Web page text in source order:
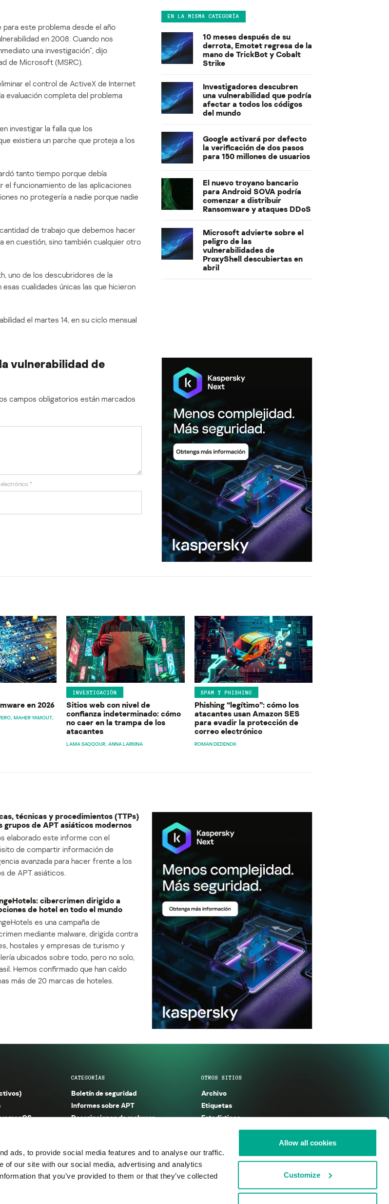
ads, to provide social media features and to analyse our traffic.
of our site with our social media, advertising and analytics
that you’ve provided to them or that they’ve collected
Allow all cookies
Customize
este problema desde el año
en 2008. Cuando nos
una investigación”, dijo
de Microsoft (MSRC).
el control de ActiveX de Internet
evaluación completa del problema
investigar la falla que los
existiera un parche que proteja a los
tanto tiempo porque debía
funcionamiento de las aplicaciones
no protegería a nadie porque nadie
de trabajo que debemos hacer
en cuestión, sino también cualquier otro
uno de los descubridores de la
cualidades únicas las que hicieron
el martes 14, en su ciclo mensual
vulnerabilidad de
campos obligatorios están marcados
*
EN LA MISMA CATEGORÍA
10 meses después de su
derrota, Emotet regresa de la
mano de TrickBot y Cobalt
Strike
Investigadores descubren
una vulnerabilidad que podría
afectar a todos los códigos
del mundo
Google activará por defecto
la verificación de dos pasos
para 150 millones de usuarios
El nuevo troyano bancario
para Android SOVA podría
comenzar a distribuir
Ransomware y ataques DDoS
Microsoft advierte sobre el
peligro de las
vulnerabilidades de
ProxyShell descubiertas en
abril
en 2026
MAHER YAMOUT
INVESTIGACIÓN
Sitios web con nivel de
confianza indeterminado: cómo
no caer en la trampa de los
atacantes
LAMA SAQQOUR ANNA LARKINA
SPAM Y PHISHING
Phishing “legítimo”: cómo los
atacantes usan Amazon SES
para evadir la protección de
correo electrónico
ROMAN DEDENOK
técnicas y procedimientos (TTPs)
grupos de APT asiáticos modernos
elaborado este informe con el
de compartir información de
avanzada para hacer frente a los
de APT asiáticos.
cibercrimen dirigido a
de hotel en todo el mundo
es una campaña de
mediante malware, dirigida contra
hostales y empresas de turismo y
ubicados sobre todo, pero no solo,
Hemos confirmado que han caído
más de 20 marcas de hoteles.
y macOS
CATEGORÍAS
Boletín de seguridad
Informes sobre APT
Descripciones de malware
Informes sobre spam y phishing
Publicaciones
Incidentes
OTROS SITIOS
Archivo
Etiquetas
Estadísticas
Enciclopedia
KSB 2025